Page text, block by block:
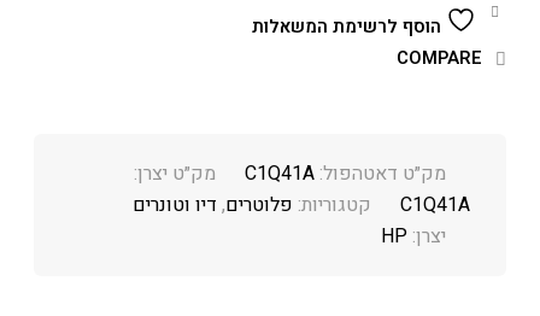
הוסף לרשימת המשאלות
COMPARE
מק״ט דאטהפול:C1Q41A
מק״ט יצרן:
C1Q41A
קטגוריות: פלוטרים, דיו וטונרים
יצרן:HP